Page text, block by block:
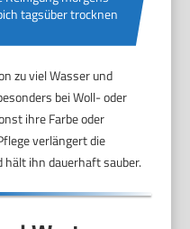
tagsüber trocknen
zu viel Wasser und
bei Woll- oder
ihre Farbe oder
verlängert die
hält ihn dauerhaft sauber.